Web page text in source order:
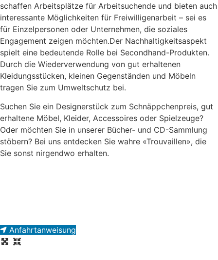
schaffen Arbeitsplätze für Arbeitsuchende und bieten auch
interessante Möglichkeiten für Freiwilligenarbeit – sei es
für Einzelpersonen oder Unternehmen, die soziales
Engagement zeigen möchten.Der Nachhaltigkeitsaspekt
spielt eine bedeutende Rolle bei Secondhand-Produkten.
Durch die Wiederverwendung von gut erhaltenen
Kleidungsstücken, kleinen Gegenständen und Möbeln
tragen Sie zum Umweltschutz bei.
Suchen Sie ein Designerstück zum Schnäppchenpreis, gut
erhaltene Möbel, Kleider, Accessoires oder Spielzeuge?
Oder möchten Sie in unserer Bücher- und CD-Sammlung
stöbern? Bei uns entdecken Sie wahre «Trouvaillen», die
Sie sonst nirgendwo erhalten.
Anfahrtanweisung